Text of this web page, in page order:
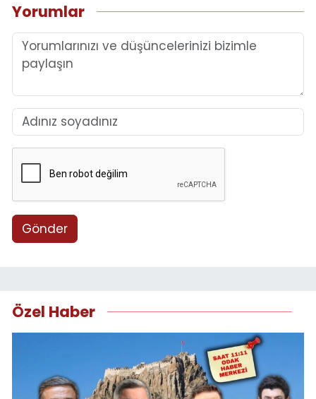
Yorumlar
Gönder
Özel Haber